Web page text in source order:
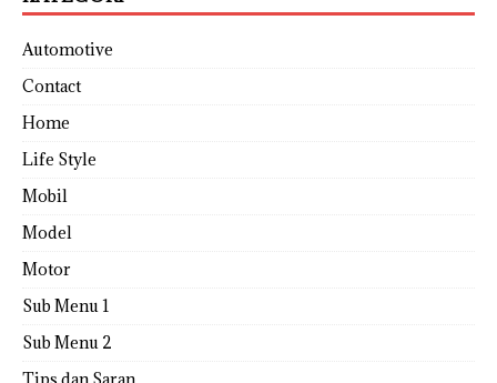
Automotive
Contact
Home
Life Style
Mobil
Model
Motor
Sub Menu 1
Sub Menu 2